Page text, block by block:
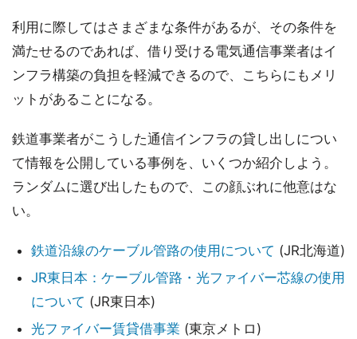
利用に際してはさまざまな条件があるが、その条件を
満たせるのであれば、借り受ける電気通信事業者はイ
ンフラ構築の負担を軽減できるので、こちらにもメリ
ットがあることになる。
鉄道事業者がこうした通信インフラの貸し出しについ
て情報を公開している事例を、いくつか紹介しよう。
ランダムに選び出したもので、この顔ぶれに他意はな
い。
鉄道沿線のケーブル管路の使用について (JR北海道)
JR東日本：ケーブル管路・光ファイバー芯線の使用
について (JR東日本)
光ファイバー賃貸借事業 (東京メトロ)